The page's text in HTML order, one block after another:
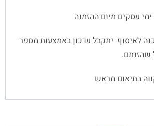
לאיסוף יתקבל עדכון באמצעות מספר
שהזנתם.
בתיאום מראש